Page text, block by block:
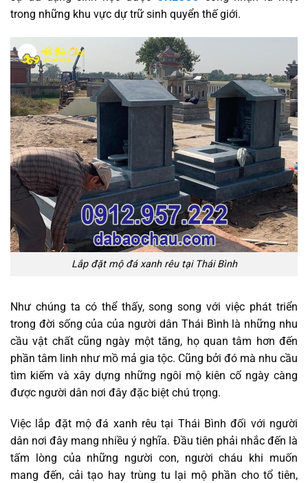
trong những khu vực dự trữ sinh quyển thế giới.
Lắp đặt mộ đá xanh rêu tại Thái Bình
Như chúng ta có thể thấy, song song với việc phát triển
trong đời sống của của người dân Thái Bình là những nhu
cầu vật chất cũng ngày một tăng, họ quan tâm hơn đến
phần tâm linh như mồ mả gia tộc. Cũng bởi đó mà nhu cầu
tìm kiếm và xây dựng những ngôi mộ kiên cố ngày càng
được người dân nơi đây đặc biệt chú trọng.
Việc lắp đặt mộ đá xanh rêu tại Thái Bình đối với người
dân nơi đây mang nhiều ý nghĩa. Đầu tiên phải nhắc đến là
tấm lòng của những người con, người cháu khi muốn
mang đến, cải tạo hay trùng tu lại mộ phần cho tổ tiên,